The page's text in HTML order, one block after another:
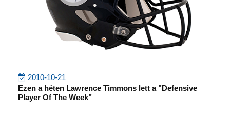
2010-10-21
Ezen a héten Lawrence Timmons lett a "Defensive
Player Of The Week"